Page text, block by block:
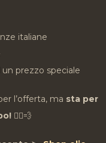
italiane
prezzo speciale
l’offerta, ma sta per
🏃‍♂️💨